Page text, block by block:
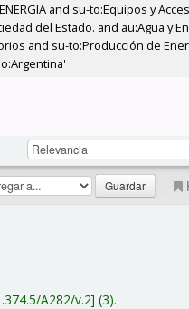
and su-to:Equipos y
del Estado. and au:Agua y
and su-to:Producción de
A282/v.2 (3).